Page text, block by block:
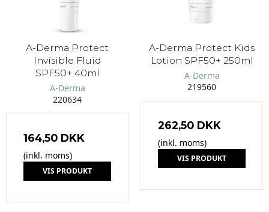
A-Derma Protect
Invisible Fluid
SPF50+ 40ml
A-Derma
220634
164,50 DKK
(inkl. moms)
VIS PRODUKT
A-Derma Protect Kids
Lotion SPF50+ 250ml
A-Derma
219560
262,50 DKK
(inkl. moms)
VIS PRODUKT